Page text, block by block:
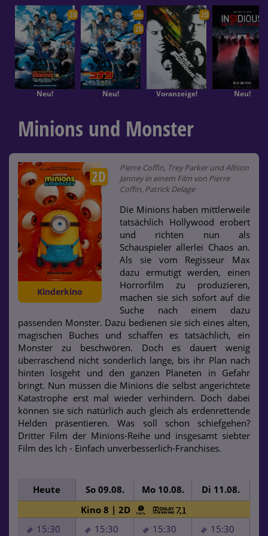
2D
Neu!
OmU
2D
Neu!
2D
Voranzeige! Neu!
Minions und Monster
2D
Kinderkino
Pierre Coffin, Trey Parker und Allison
Janney in einem Film von Pierre
Coffin, Patrick Delage
Die Minions haben mittlerweile
tatsächlich Hollywood erobert
und richten nun als
Schauspieler allerlei Chaos an.
Als sie vom Regisseur Max
dazu ermutigt werden, einen
Horrorfilm zu produzieren,
machen sie sich sofort auf die
Suche nach einem dazu
passenden Monster. Dazu bedienen sie sich eines alten,
magischen Buches und schaffen es tatsächlich, ein
Monster zu beschwören. Doch es dauert wenig
überraschend nicht sonderlich lange, bis ihr Plan nach
hinten losgeht und den ganzen Planeten in Gefahr
bringt. Nun müssen die Minions die selbst angerichtete
Katastrophe erst mal wieder verhindern. Doch dabei
können sie sich natürlich auch gleich als erdenrettende
Helden präsentieren. Was soll schon schiefgehen?
Dritter Film der Minions-Reihe und insgesamt siebter
Film des Ich - Einfach unverbesserlich-Franchises.
Heute So 09.08. Mo 10.08. Di 11.08.
15:30 15:30 15:30 15:30
Kino 8 | 2D